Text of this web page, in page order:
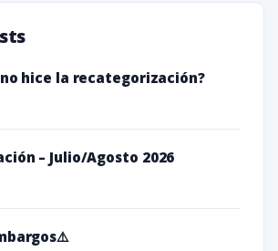
no hice la recategorización?
– Julio/Agosto 2026